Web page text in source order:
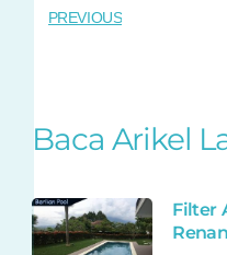
PREVIOUS
Baca Arikel
Filter